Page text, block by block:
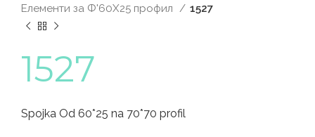
Елементи за Ф'60Х25 профил
1527
1527
Spojka Od 60*25 na 70*70 profil